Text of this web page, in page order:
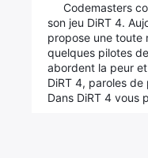
Codemasters
son jeu DiRT 4.
propose une toute
quelques pilotes
abordent la peur
DiRT 4, paroles
Dans DiRT 4 vous